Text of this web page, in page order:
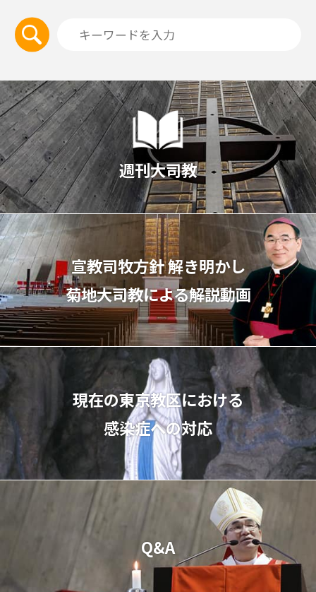
週刊大司教
宣教司牧⽅針 解き明かし
菊地⼤司教による解説動画
現在の東京教区における
感染症への対応
Q&A